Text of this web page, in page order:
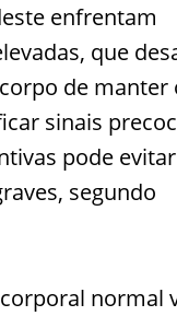
enfrentam
que
de
sinais
pode evitar
segundo
normal